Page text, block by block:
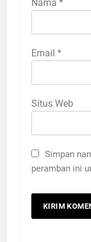
Nama *
Email *
Situs Web
Simpan
peramban ini